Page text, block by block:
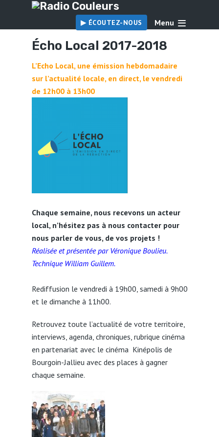
▶︎ ÉCOUTEZ-NOUS Menu
Écho Local 2017-2018
L’Echo Local, une émission hebdomadaire
sur l’actualité locale, en direct, le vendredi
de 12h00 à 13h00
Chaque semaine, nous recevons un acteur
local, n’hésitez pas à nous contacter pour
nous parler de vous, de vos projets !
Réalisée et présentée par Véronique Boulieu.
Technique William Guillem.
Rediffusion le vendredi à 19h00, samedi à 9h00
et le dimanche à 11h00.
Retrouvez toute l’actualité de votre territoire,
interviews, agenda, chroniques, rubrique cinéma
en partenariat avec le cinéma Kinépolis de
Bourgoin-Jallieu avec des places à gagner
chaque semaine.